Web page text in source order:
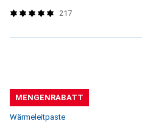
217
MENGENRABATT
Wärmeleitpaste